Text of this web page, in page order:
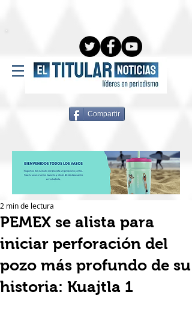
Compartir
PEMEX se alista para
iniciar perforación del
pozo más profundo de su
historia: Kuajtla 1
2 min de lectura